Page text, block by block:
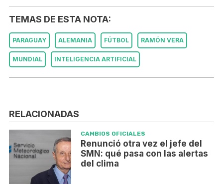
TEMAS DE ESTA NOTA:
PARAGUAY ALEMANIA FÚTBOL RAMÓN VERA
MUNDIAL INTELIGENCIA ARTIFICIAL
RELACIONADAS
CAMBIOS OFICIALES
Renunció otra vez el jefe del
SMN: qué pasa con las alertas
del clima